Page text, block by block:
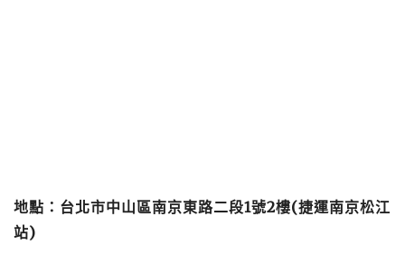
地點：台北市中山區南京東路二段1號2樓(捷運南京松江
站)